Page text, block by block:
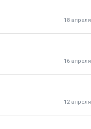
18 апреля
16 апреля
12 апреля